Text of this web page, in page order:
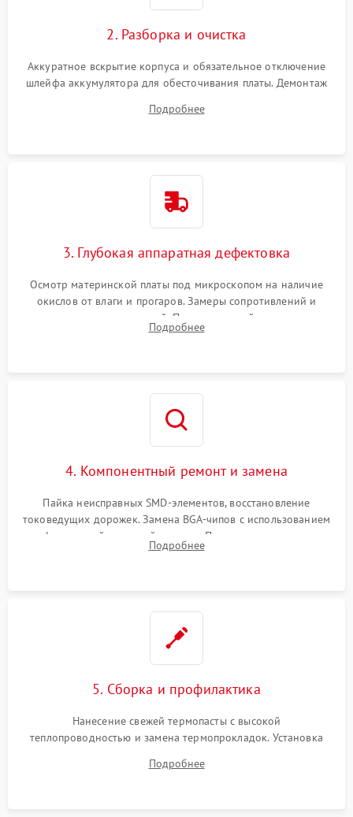
2. Разборка и очистка
Аккуратное вскрытие корпуса и обязательное отключение
шлейфа аккумулятора для обесточивания платы. Демонтаж
высохшей термопасты с кристаллов чипов.
Подробнее
3. Глубокая аппаратная дефектовка
Осмотр материнской платы под микроскопом на наличие
окислов от влаги и прогаров. Замеры сопротивлений и
дежурных напряжений. Проверка цепей питания,
мультиконтроллера, процессора и видеочипа.
Подробнее
4. Компонентный ремонт и замена
Пайка неисправных SMD-элементов, восстановление
токоведущих дорожек. Замена BGA-чипов с использованием
инфракрасной паяльной станции. Прошивка микросхемы
BIOS или замена поврежденных портов USB
Подробнее
5. Сборка и профилактика
Нанесение свежей термопасты с высокой
теплопроводностью и замена термопрокладок. Установка
шлейфов, модулей памяти и накопителей. Предварительная
Подробнее